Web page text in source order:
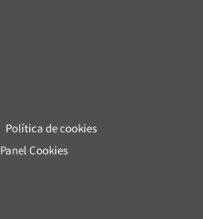
Política de cookies
Panel Cookies